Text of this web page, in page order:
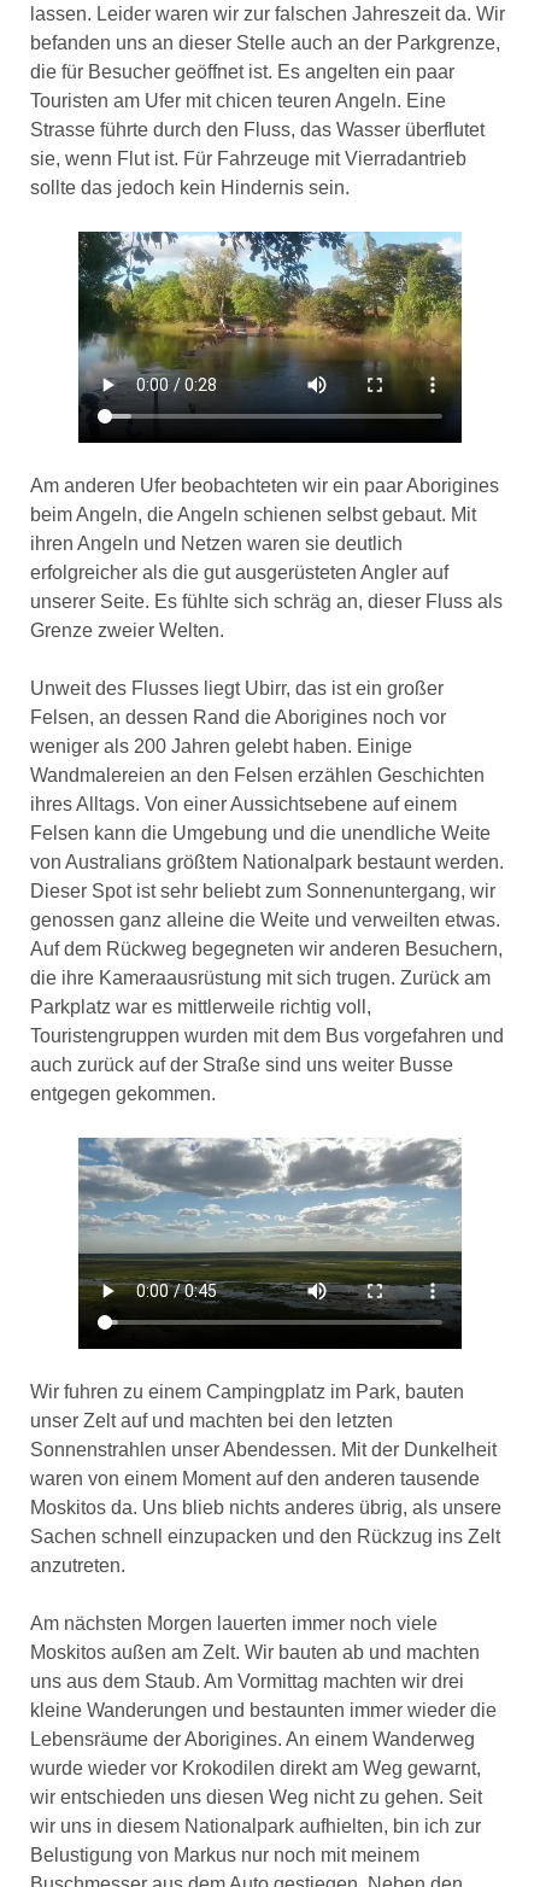
lassen. Leider waren wir zur falschen Jahreszeit da. Wir
befanden uns an dieser Stelle auch an der Parkgrenze,
die für Besucher geöffnet ist. Es angelten ein paar
Touristen am Ufer mit chicen teuren Angeln. Eine
Strasse führte durch den Fluss, das Wasser überflutet
sie, wenn Flut ist. Für Fahrzeuge mit Vierradantrieb
sollte das jedoch kein Hindernis sein.
Am anderen Ufer beobachteten wir ein paar Aborigines
beim Angeln, die Angeln schienen selbst gebaut. Mit
ihren Angeln und Netzen waren sie deutlich
erfolgreicher als die gut ausgerüsteten Angler auf
unserer Seite. Es fühlte sich schräg an, dieser Fluss als
Grenze zweier Welten.
Unweit des Flusses liegt Ubirr, das ist ein großer
Felsen, an dessen Rand die Aborigines noch vor
weniger als 200 Jahren gelebt haben. Einige
Wandmalereien an den Felsen erzählen Geschichten
ihres Alltags. Von einer Aussichtsebene auf einem
Felsen kann die Umgebung und die unendliche Weite
von Australians größtem Nationalpark bestaunt werden.
Dieser Spot ist sehr beliebt zum Sonnenuntergang, wir
genossen ganz alleine die Weite und verweilten etwas.
Auf dem Rückweg begegneten wir anderen Besuchern,
die ihre Kameraausrüstung mit sich trugen. Zurück am
Parkplatz war es mittlerweile richtig voll,
Touristengruppen wurden mit dem Bus vorgefahren und
auch zurück auf der Straße sind uns weiter Busse
entgegen gekommen.
Wir fuhren zu einem Campingplatz im Park, bauten
unser Zelt auf und machten bei den letzten
Sonnenstrahlen unser Abendessen. Mit der Dunkelheit
waren von einem Moment auf den anderen tausende
Moskitos da. Uns blieb nichts anderes übrig, als unsere
Sachen schnell einzupacken und den Rückzug ins Zelt
anzutreten.
Am nächsten Morgen lauerten immer noch viele
Moskitos außen am Zelt. Wir bauten ab und machten
uns aus dem Staub. Am Vormittag machten wir drei
kleine Wanderungen und bestaunten immer wieder die
Lebensräume der Aborigines. An einem Wanderweg
wurde wieder vor Krokodilen direkt am Weg gewarnt,
wir entschieden uns diesen Weg nicht zu gehen. Seit
wir uns in diesem Nationalpark aufhielten, bin ich zur
Belustigung von Markus nur noch mit meinem